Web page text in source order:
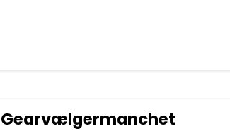
Gearvælgermanchet